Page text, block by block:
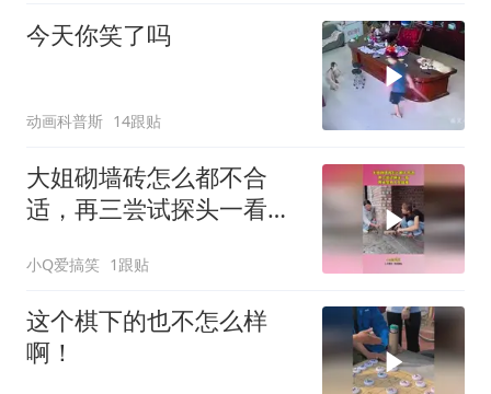
今天你笑了吗
动画科普斯 14跟贴
大姐砌墙砖怎么都不合
适，再三尝试探头一看，
小Q爱搞笑 1跟贴
这个棋下的也不怎么样
啊！